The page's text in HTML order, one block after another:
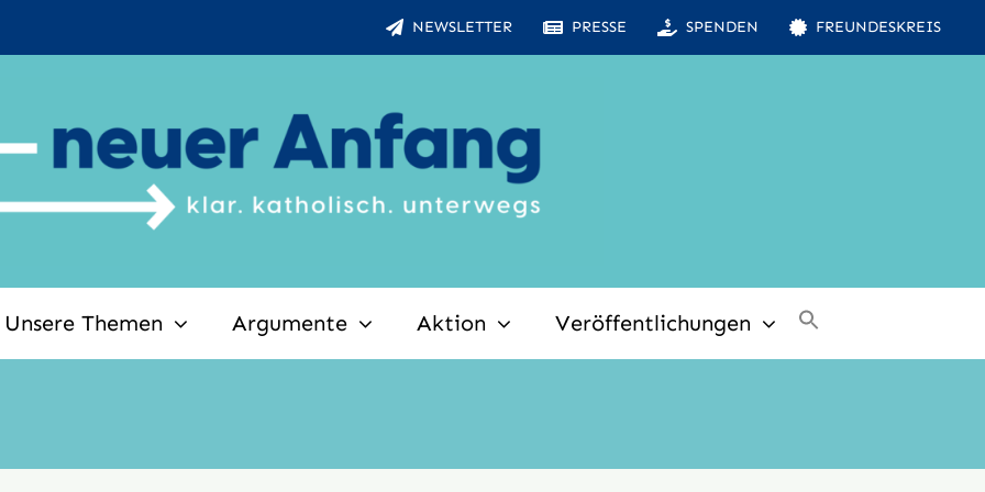
NEWSLETTER PRESSE SPENDEN FREUNDESKREIS
Unsere Themen Argumente Aktion Veröffentlichungen